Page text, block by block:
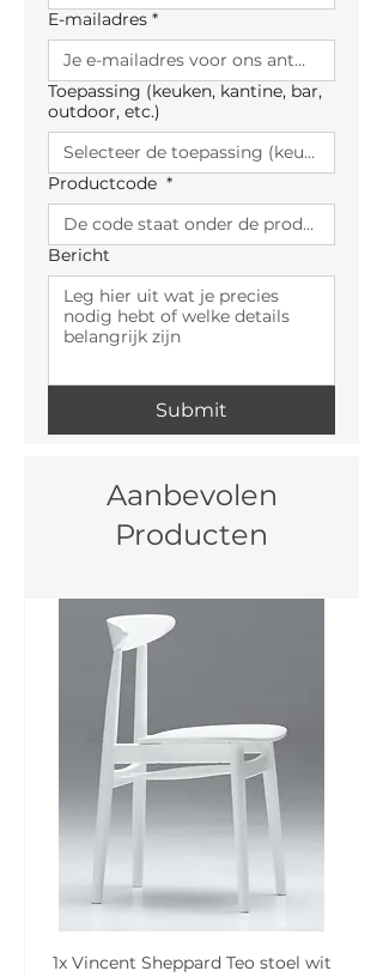
E-mailadres *
Toepassing (keuken, kantine, bar,
outdoor, etc.)
Productcode *
Bericht
Submit
Aanbevolen
Producten
1x Vincent Sheppard Teo stoel wit